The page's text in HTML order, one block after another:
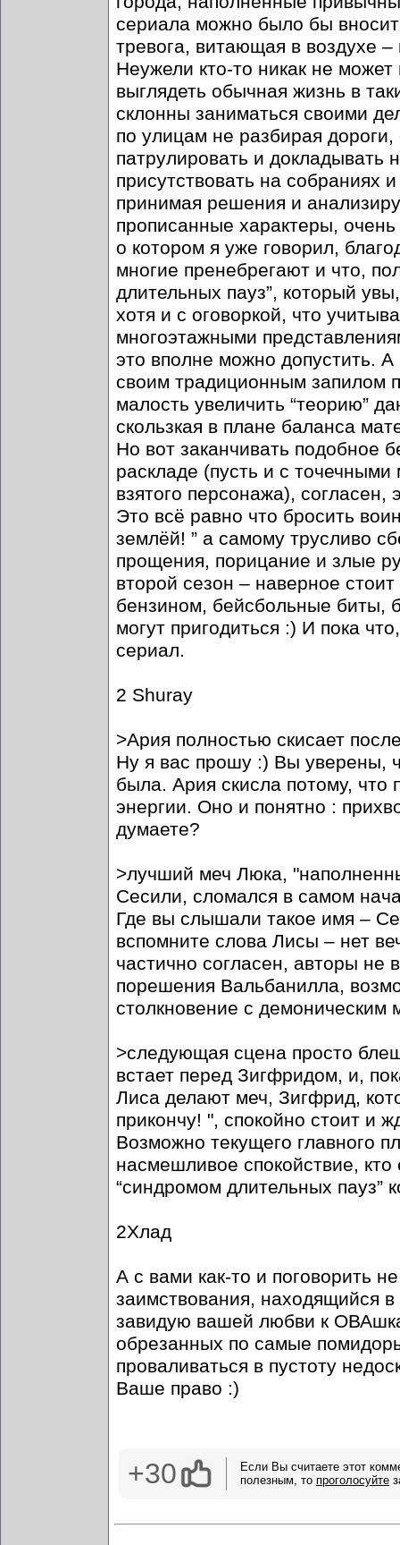
сериала можно было бы
тревога, витающая в воздухе
Неужели кто-то никак не
выглядеть обычная жизнь в
склонны заниматься своими
по улицам не разбирая
патрулировать и докладывать
присутствовать на собраниях
принимая решения и
прописанные характеры,
о котором я уже говорил,
многие пренебрегают и что,
длительных пауз”, который
хотя и с оговоркой, что
многоэтажными
это вполне можно допустить.
своим традиционным
малость увеличить “теорию”
скользкая в плане баланса
Но вот заканчивать подобное
раскладе (пусть и с
взятого персонажа),
Это всё равно что бросить
землёй! ” а самому трусливо
прощения, порицание и злые
второй сезон – наверное
бензином, бейсбольные биты,
могут пригодиться :) И пока
сериал.
2 Shuray
>Ария полностью скисает
Ну я вас прошу :) Вы уверены,
была. Ария скисла потому,
энергии. Оно и понятно :
думаете?
>лучший меч Люка,
Сесили, сломался в самом
Где вы слышали такое имя –
вспомните слова Лисы – нет
частично согласен, авторы не
порешения Вальбанилла,
столкновение с демоническим
>следующая сцена просто
встает перед Зигфридом, и,
Лиса делают меч, Зигфрид,
прикончу! ", спокойно стоит и
Возможно текущего главного
насмешливое спокойствие,
“синдромом длительных пауз”
2Хлад
А с вами как-то и поговорить
заимствования, находящийся
завидую вашей любви к
обрезанных по самые
проваливаться в пустоту
Ваше право :)
+30
Если Вы считаете этот
полезным, то проголосуйте